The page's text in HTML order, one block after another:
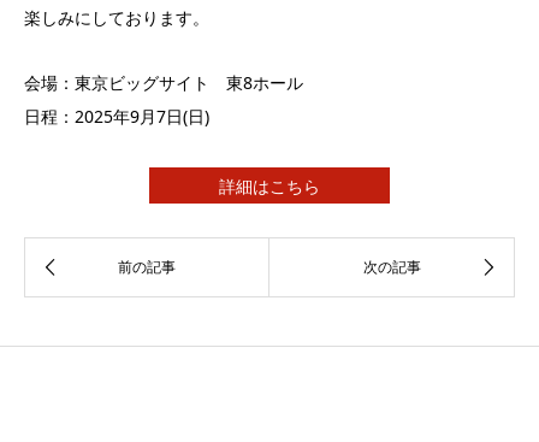
楽しみにしております。
会場：東京ビッグサイト 東8ホール
日程：2025年9月7日(日)
詳細はこちら